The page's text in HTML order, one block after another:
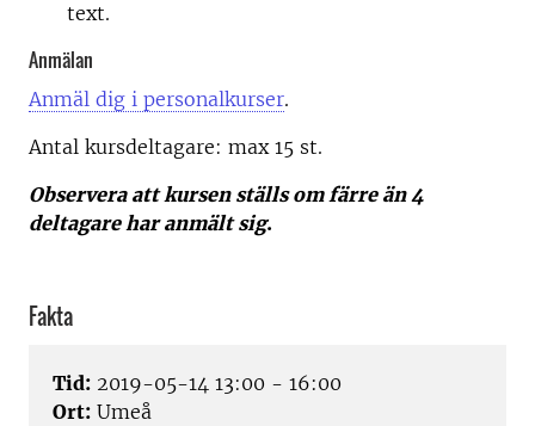
text.
Anmälan
Anmäl dig i personalkurser.
Antal kursdeltagare: max 15 st.
Observera att kursen ställs om färre än 4
deltagare har anmält sig.
Fakta
Tid: 2019-05-14 13:00 - 16:00
Ort: Umeå